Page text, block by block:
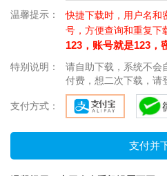
温馨提示：
快捷下载时，用户名和
号，方便查询和重复下
123，账号就是123，
特别说明：
请自助下载，系统不会
付费，想二次下载，请
支付方式：